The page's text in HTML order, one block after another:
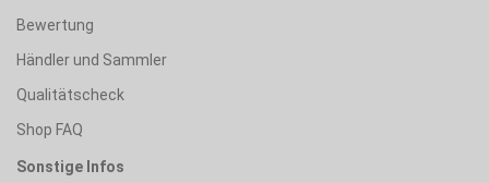
Bewertung
Händler und Sammler
Qualitätscheck
Shop FAQ
Sonstige Infos